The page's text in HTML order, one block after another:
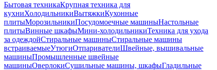
Бытовая техникаКрупная техника для
кухниХолодильникиВытяжкиКухонные
плитыМорозильникиПосудомоечные машиныНастольные
плитыВинные шкафыМини-холодильникиТехника для ухода
за одеждойСтиральные машиныСтиральные машины
встраиваемыеУтюгиОтпаривателиШвейные, вышивальные
машиныПромышленные швейные
машиныОверлокиСушильные машины, шкафыГладильные